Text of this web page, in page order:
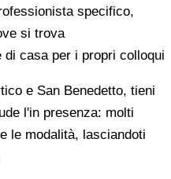
specifico,
si trova
casa per i propri colloqui
e San Benedetto, tieni
l'in presenza: molti
le modalità, lasciandoti